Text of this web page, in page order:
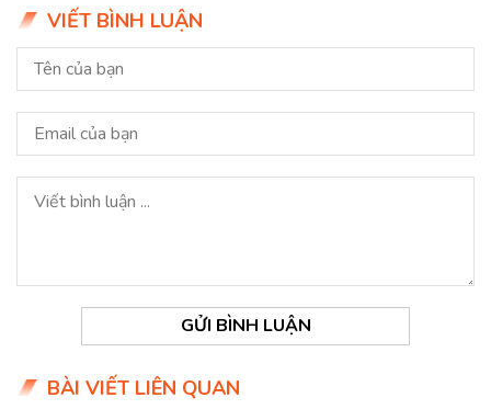
VIẾT BÌNH LUẬN
GỬI BÌNH LUẬN
BÀI VIẾT LIÊN QUAN